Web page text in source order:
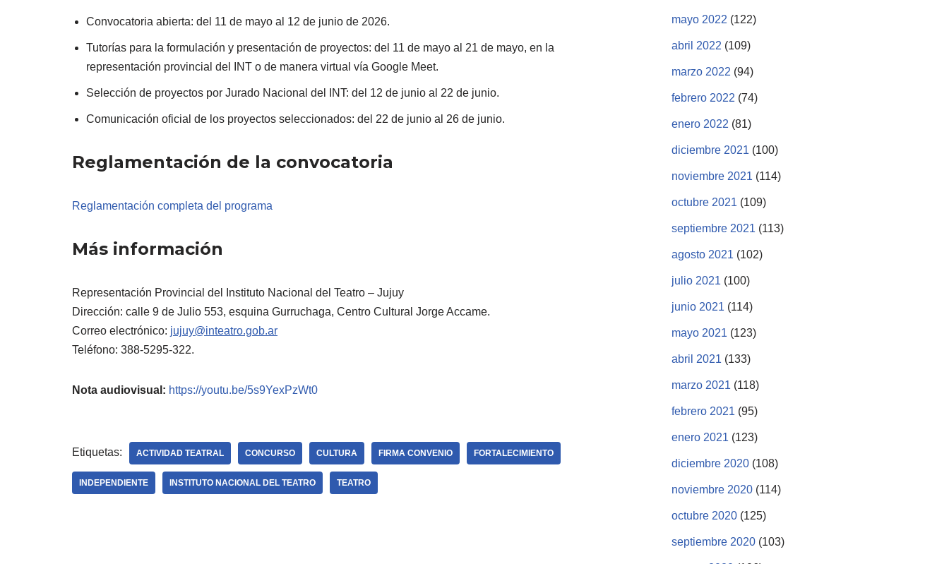
Convocatoria abierta: del 11 de mayo al 12 de junio de 2026.
Tutorías para la formulación y presentación de proyectos: del 11 de mayo al 21 de mayo, en la
representación provincial del INT o de manera virtual vía Google Meet.
Selección de proyectos por Jurado Nacional del INT: del 12 de junio al 22 de junio.
Comunicación oficial de los proyectos seleccionados: del 22 de junio al 26 de junio.
Reglamentación de la convocatoria
Reglamentación completa del programa
Más información
Representación Provincial del Instituto Nacional del Teatro – Jujuy
Dirección: calle 9 de Julio 553, esquina Gurruchaga, Centro Cultural Jorge Accame.
Correo electrónico: jujuy@inteatro.gob.ar
Teléfono: 388-5295-322.
Nota audiovisual: https://youtu.be/5s9YexPzWt0
Etiquetas: ACTIVIDAD TEATRAL CONCURSO CULTURA FIRMA CONVENIO FORTALECIMIENTO
INDEPENDIENTE INSTITUTO NACIONAL DEL TEATRO TEATRO
mayo 2022 (122)
abril 2022 (109)
marzo 2022 (94)
febrero 2022 (74)
enero 2022 (81)
diciembre 2021 (100)
noviembre 2021 (114)
octubre 2021 (109)
septiembre 2021 (113)
agosto 2021 (102)
julio 2021 (100)
junio 2021 (114)
mayo 2021 (123)
abril 2021 (133)
marzo 2021 (118)
febrero 2021 (95)
enero 2021 (123)
diciembre 2020 (108)
noviembre 2020 (114)
octubre 2020 (125)
septiembre 2020 (103)